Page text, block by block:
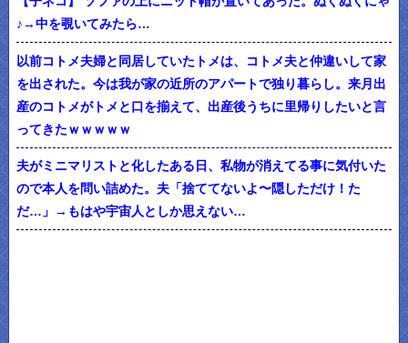
♪→中を覗いてみたら…
以前コトメ夫婦と同居していたトメは、コトメ夫と仲違いして家
を出された。今は我が家の近所のアパートで独り暮らし。来月出
産のコトメがトメと口を揃えて、出産後うちに里帰りしたいと言
ってきたｗｗｗｗｗ
夫がミニマリストと化したある日、私物が消えてる事に気付いた
ので本人を問い詰めた。夫「捨ててないよ〜隠しただけ！た
だ…」→もはや宇宙人としか思えない…